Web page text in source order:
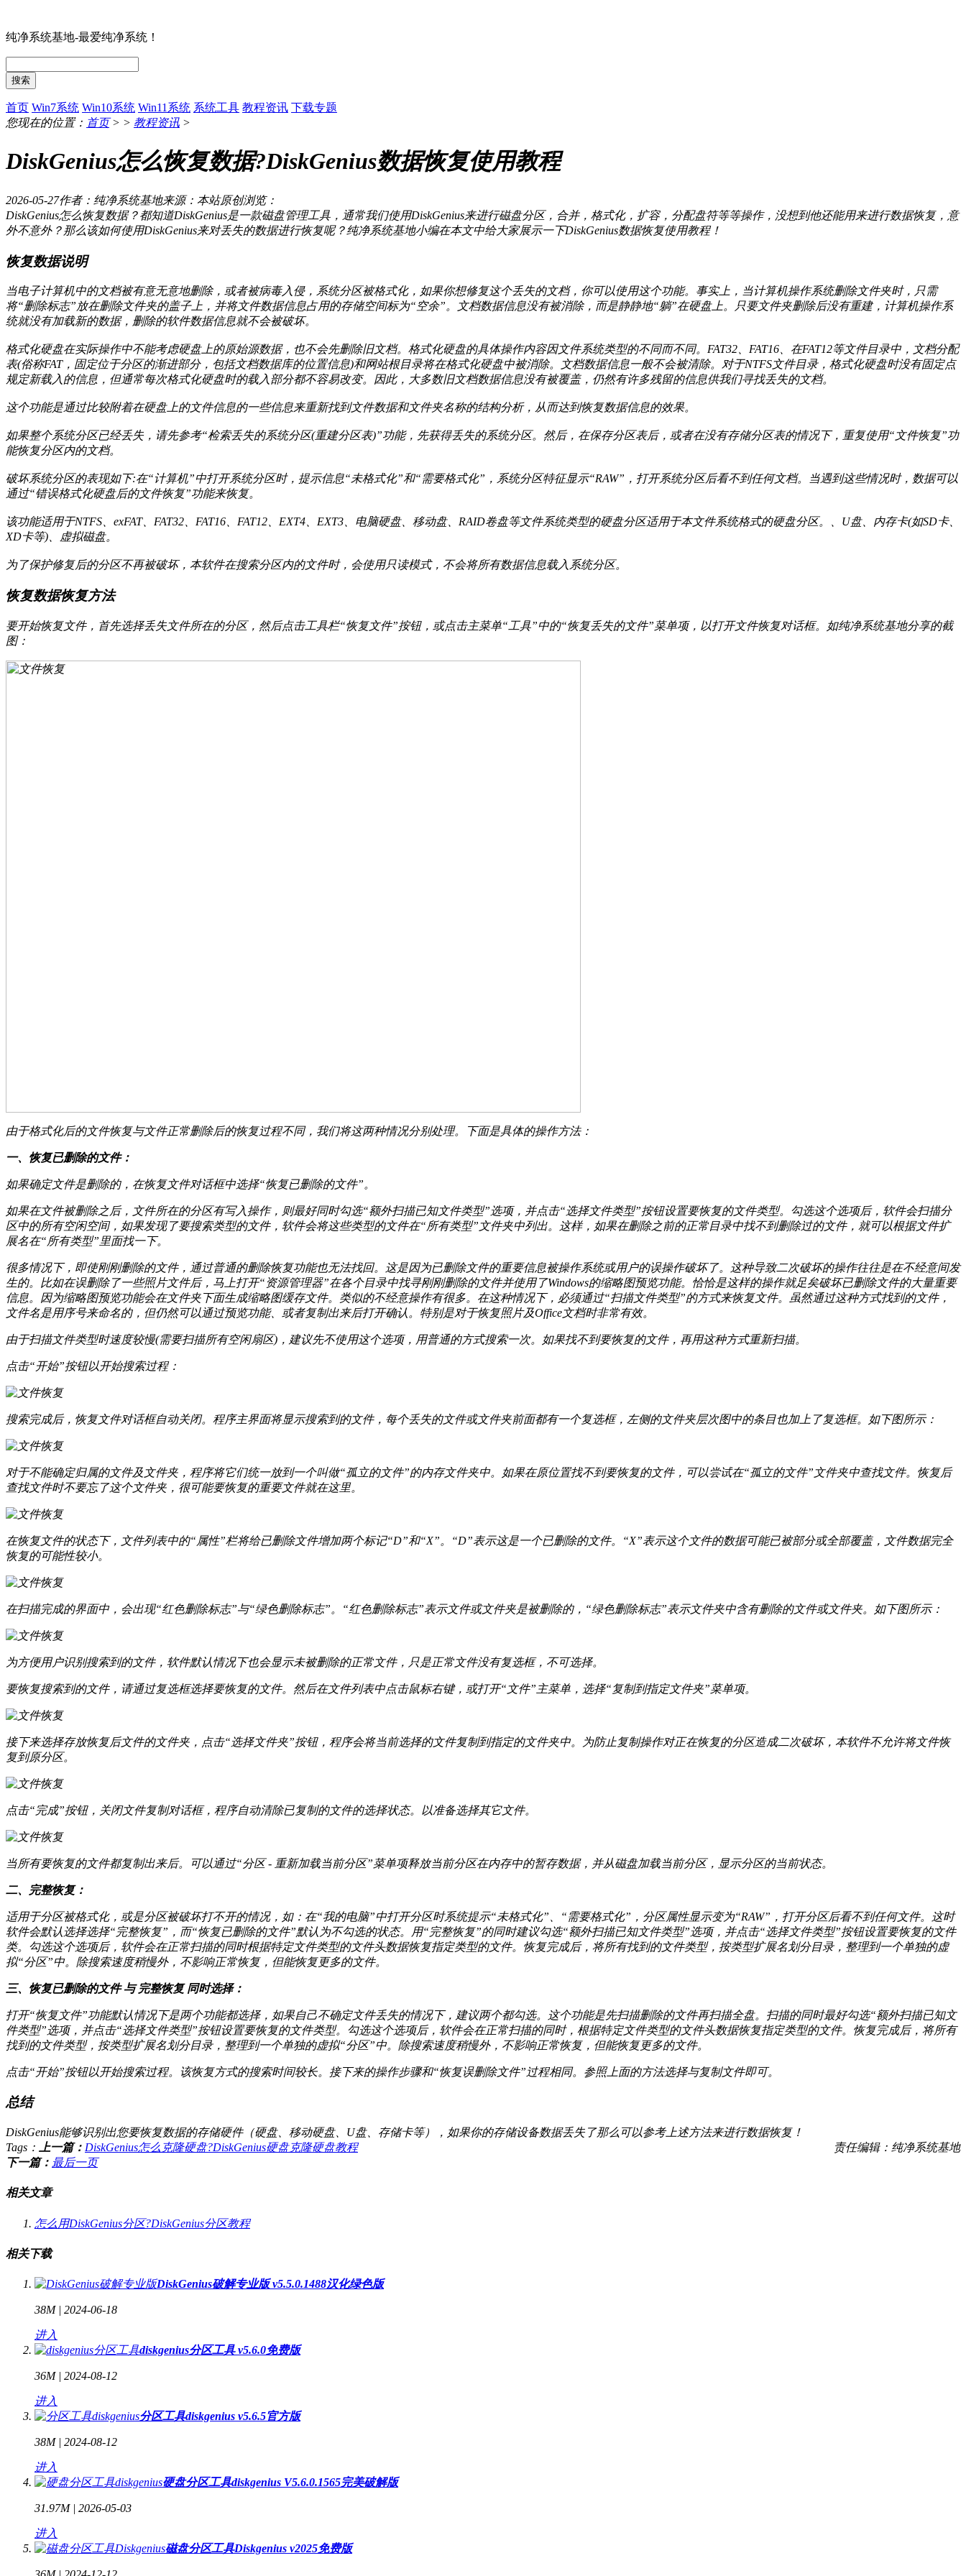
纯净系统基地-最爱纯净系统！
搜索
首页 Win7系统 Win10系统 Win11系统 系统工具 教程资讯 下载专题
您现在的位置： 首页> > 教程资讯 >
DiskGenius怎么恢复数据?DiskGenius数据恢复使用教程
2026-05-27作者：纯净系统基地来源：本站原创浏览：
DiskGenius怎么恢复数据？都知道DiskGenius是一款磁盘管理工具，通常我们使用DiskGenius来进行磁盘分区，合并，格式化，扩容，分配盘符等等操作，没想到他还能用来进行数据恢复，意
外不意外？那么该如何使用DiskGenius来对丢失的数据进行恢复呢？纯净系统基地小编在本文中给大家展示一下DiskGenius数据恢复使用教程！
恢复数据说明
当电子计算机中的文档被有意无意地删除，或者被病毒入侵，系统分区被格式化，如果你想修复这个丢失的文档，你可以使用这个功能。事实上，当计算机操作系统删除文件夹时，只需
将“删除标志”放在删除文件夹的盖子上，并将文件数据信息占用的存储空间标为“空余”。文档数据信息没有被消除，而是静静地“躺”在硬盘上。只要文件夹删除后没有重建，计算机操作系
统就没有加载新的数据，删除的软件数据信息就不会被破坏。
格式化硬盘在实际操作中不能考虑硬盘上的原始源数据，也不会先删除旧文档。格式化硬盘的具体操作内容因文件系统类型的不同而不同。FAT32、FAT16、在FAT12等文件目录中，文档分配
表(俗称FAT，固定位于分区的渐进部分，包括文档数据库的位置信息)和网站根目录将在格式化硬盘中被消除。文档数据信息一般不会被清除。对于NTFS文件目录，格式化硬盘时没有固定点
规定新载入的信息，但通常每次格式化硬盘时的载入部分都不容易改变。因此，大多数旧文档数据信息没有被覆盖，仍然有许多残留的信息供我们寻找丢失的文档。
这个功能是通过比较附着在硬盘上的文件信息的一些信息来重新找到文件数据和文件夹名称的结构分析，从而达到恢复数据信息的效果。
如果整个系统分区已经丢失，请先参考“检索丢失的系统分区(重建分区表)”功能，先获得丢失的系统分区。然后，在保存分区表后，或者在没有存储分区表的情况下，重复使用“文件恢复”功
能恢复分区内的文档。
破坏系统分区的表现如下:在“计算机”中打开系统分区时，提示信息“未格式化”和“需要格式化”，系统分区特征显示“RAW”，打开系统分区后看不到任何文档。当遇到这些情况时，数据可以
通过“错误格式化硬盘后的文件恢复”功能来恢复。
该功能适用于NTFS、exFAT、FAT32、FAT16、FAT12、EXT4、EXT3、电脑硬盘、移动盘、RAID卷盘等文件系统类型的硬盘分区适用于本文件系统格式的硬盘分区。、U盘、内存卡(如SD卡、
XD卡等)、虚拟磁盘。
为了保护修复后的分区不再被破坏，本软件在搜索分区内的文件时，会使用只读模式，不会将所有数据信息载入系统分区。
恢复数据恢复方法
要开始恢复文件，首先选择丢失文件所在的分区，然后点击工具栏“恢复文件”按钮，或点击主菜单“工具”中的“恢复丢失的文件”菜单项，以打开文件恢复对话框。如纯净系统基地分享的截
图：
由于格式化后的文件恢复与文件正常删除后的恢复过程不同，我们将这两种情况分别处理。下面是具体的操作方法：
一、恢复已删除的文件：
如果确定文件是删除的，在恢复文件对话框中选择“恢复已删除的文件”。
如果在文件被删除之后，文件所在的分区有写入操作，则最好同时勾选“额外扫描已知文件类型”选项，并点击“选择文件类型”按钮设置要恢复的文件类型。勾选这个选项后，软件会扫描分
区中的所有空闲空间，如果发现了要搜索类型的文件，软件会将这些类型的文件在“所有类型”文件夹中列出。这样，如果在删除之前的正常目录中找不到删除过的文件，就可以根据文件扩
展名在“所有类型”里面找一下。
很多情况下，即使刚刚删除的文件，通过普通的删除恢复功能也无法找回。这是因为已删除文件的重要信息被操作系统或用户的误操作破坏了。这种导致二次破坏的操作往往是在不经意间发
生的。比如在误删除了一些照片文件后，马上打开“资源管理器”在各个目录中找寻刚刚删除的文件并使用了Windows的缩略图预览功能。恰恰是这样的操作就足矣破坏已删除文件的大量重要
信息。因为缩略图预览功能会在文件夹下面生成缩略图缓存文件。类似的不经意操作有很多。在这种情况下，必须通过“扫描文件类型”的方式来恢复文件。虽然通过这种方式找到的文件，
文件名是用序号来命名的，但仍然可以通过预览功能、或者复制出来后打开确认。特别是对于恢复照片及Office文档时非常有效。
由于扫描文件类型时速度较慢(需要扫描所有空闲扇区)，建议先不使用这个选项，用普通的方式搜索一次。如果找不到要恢复的文件，再用这种方式重新扫描。
点击“开始”按钮以开始搜索过程：
搜索完成后，恢复文件对话框自动关闭。程序主界面将显示搜索到的文件，每个丢失的文件或文件夹前面都有一个复选框，左侧的文件夹层次图中的条目也加上了复选框。如下图所示：
对于不能确定归属的文件及文件夹，程序将它们统一放到一个叫做“孤立的文件”的内存文件夹中。如果在原位置找不到要恢复的文件，可以尝试在“孤立的文件”文件夹中查找文件。恢复后
查找文件时不要忘了这个文件夹，很可能要恢复的重要文件就在这里。
在恢复文件的状态下，文件列表中的“属性”栏将给已删除文件增加两个标记“D”和“X”。“D”表示这是一个已删除的文件。“X”表示这个文件的数据可能已被部分或全部覆盖，文件数据完全
恢复的可能性较小。
在扫描完成的界面中，会出现“红色删除标志”与“绿色删除标志”。“红色删除标志”表示文件或文件夹是被删除的，“绿色删除标志”表示文件夹中含有删除的文件或文件夹。如下图所示：
为方便用户识别搜索到的文件，软件默认情况下也会显示未被删除的正常文件，只是正常文件没有复选框，不可选择。
要恢复搜索到的文件，请通过复选框选择要恢复的文件。然后在文件列表中点击鼠标右键，或打开“文件”主菜单，选择“复制到指定文件夹”菜单项。
接下来选择存放恢复后文件的文件夹，点击“选择文件夹”按钮，程序会将当前选择的文件复制到指定的文件夹中。为防止复制操作对正在恢复的分区造成二次破坏，本软件不允许将文件恢
复到原分区。
点击“完成”按钮，关闭文件复制对话框，程序自动清除已复制的文件的选择状态。以准备选择其它文件。
当所有要恢复的文件都复制出来后。可以通过“分区 - 重新加载当前分区”菜单项释放当前分区在内存中的暂存数据，并从磁盘加载当前分区，显示分区的当前状态。
二、完整恢复：
适用于分区被格式化，或是分区被破坏打不开的情况，如：在“我的电脑”中打开分区时系统提示“未格式化”、“需要格式化”，分区属性显示变为“RAW”，打开分区后看不到任何文件。这时
软件会默认选择选择“完整恢复”，而“恢复已删除的文件”默认为不勾选的状态。用“完整恢复”的同时建议勾选“额外扫描已知文件类型”选项，并点击“选择文件类型”按钮设置要恢复的文件
类。勾选这个选项后，软件会在正常扫描的同时根据特定文件类型的文件头数据恢复指定类型的文件。恢复完成后，将所有找到的文件类型，按类型扩展名划分目录，整理到一个单独的虚
拟“分区”中。除搜索速度稍慢外，不影响正常恢复，但能恢复更多的文件。
三、恢复已删除的文件 与 完整恢复 同时选择：
打开“恢复文件”功能默认情况下是两个功能都选择，如果自己不确定文件丢失的情况下，建议两个都勾选。这个功能是先扫描删除的文件再扫描全盘。扫描的同时最好勾选“额外扫描已知文
件类型”选项，并点击“选择文件类型”按钮设置要恢复的文件类型。勾选这个选项后，软件会在正常扫描的同时，根据特定文件类型的文件头数据恢复指定类型的文件。恢复完成后，将所有
找到的文件类型，按类型扩展名划分目录，整理到一个单独的虚拟“分区”中。除搜索速度稍慢外，不影响正常恢复，但能恢复更多的文件。
点击“开始”按钮以开始搜索过程。该恢复方式的搜索时间较长。接下来的操作步骤和“恢复误删除文件”过程相同。参照上面的方法选择与复制文件即可。
总结
DiskGenius能够识别出您要恢复数据的存储硬件（硬盘、移动硬盘、U盘、存储卡等），如果你的存储设备数据丢失了那么可以参考上述方法来进行数据恢复！
Tags：
责任编辑：纯净系统基地
上一篇： DiskGenius怎么克隆硬盘?DiskGenius硬盘克隆硬盘教程
下一篇： 最后一页
相关文章
怎么用DiskGenius分区?DiskGenius分区教程
相关下载
DiskGenius破解专业版 v5.5.0.1488汉化绿色版
38M | 2024-06-18
进入
diskgenius分区工具 v5.6.0免费版
36M | 2024-08-12
进入
分区工具diskgenius v5.6.5官方版
38M | 2024-08-12
进入
硬盘分区工具diskgenius V5.6.0.1565完美破解版
31.97M | 2026-05-03
进入
磁盘分区工具Diskgenius v2025免费版